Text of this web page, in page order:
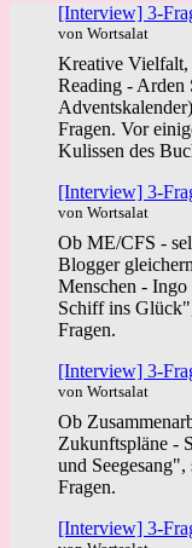
[Interview] 3-
von Wortsalat
Kreative
Reading -
Fragen. Vor
Kulissen des
[Interview] 3-
von Wortsalat
Ob ME/CFS -
Blogger
Menschen -
Schiff ins
Fragen.
[Interview] 3-
von Wortsalat
Ob
Zukunftspläne -
und
Fragen.
[Interview] 3-